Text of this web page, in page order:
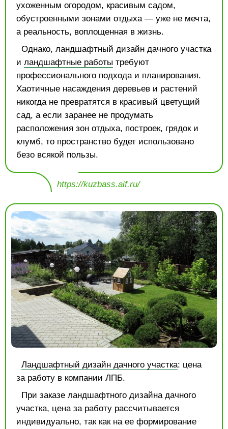
ухоженным огородом, красивым садом,
обустроенными зонами отдыха — уже не мечта,
а реальность, воплощенная в жизнь.
Однако, ландшафтный дизайн дачного участка
и ландшафтные работы требуют
профессионального подхода и планирования.
Хаотичные насаждения деревьев и растений
никогда не превратятся в красивый цветущий
сад, а если заранее не продумать
расположения зон отдыха, построек, грядок и
клумб, то пространство будет использовано
безо всякой пользы.
https://kuzbass.aif.ru/
Ландшафтный дизайн дачного участка: цена
за работу в компании ЛПБ.
При заказе ландшафтного дизайна дачного
участка, цена за работу рассчитывается
индивидуально, так как на ее формирование